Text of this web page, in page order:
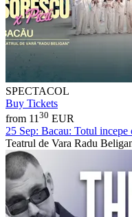
SPECTACOL
Buy Tickets
from 11 30 EUR
25 Sep: Bacau: Totul incepe
Teatrul de Vara Radu